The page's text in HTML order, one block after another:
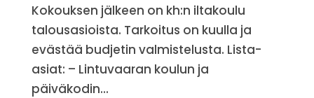
Kokouksen jälkeen on kh:n iltakoulu
talousasioista. Tarkoitus on kuulla ja
evästää budjetin valmistelusta. Lista-
asiat: – Lintuvaaran koulun ja
päiväkodin...